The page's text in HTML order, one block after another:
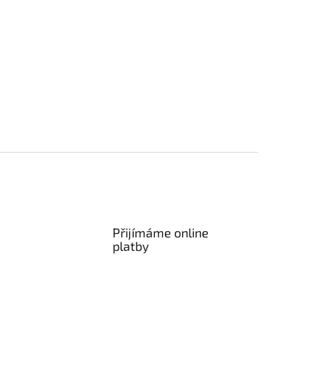
Přijímáme online
platby